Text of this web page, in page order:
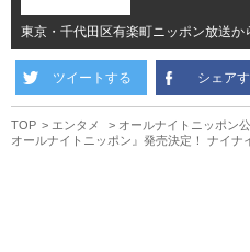
東京・千代田区有楽町ニッポン放送
ツイートする シェア
TOP エンタメ
オールナイトニッポン
オールナイトニッポン』発売決定！ ナイ